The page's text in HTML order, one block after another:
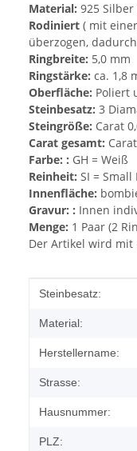
Material: 925 Silber
Rodiniert ( mit
überzogen,
Ringbreite: 5,0 mm
Ringstärke: ca. 1,8
Oberfläche: Poliert
Steinbesatz: 3
Steingröße: Carat
Carat gesamt:
Farbe: : GH = Weiß
Reinheit: SI =
Innenfläche:
Gravur: : Innen
Menge: 1 Paar (2
Der Artikel wird mit
Wert
Steinbesatz:
Material:
Herstellername:
Strasse:
Hausnummer:
PLZ: